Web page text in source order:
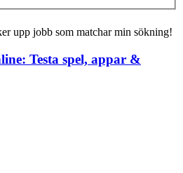
upp jobb som matchar min sökning!
Testa spel, appar &